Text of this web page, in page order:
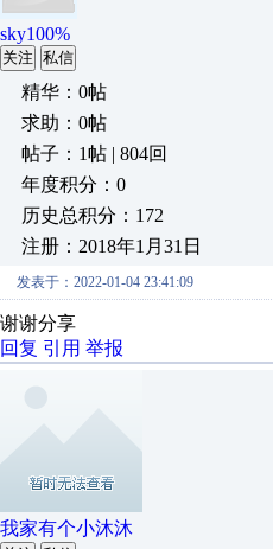
sky100%
关注 私信
精华：0帖
求助：0帖
帖子：1帖 | 804回
年度积分：0
历史总积分：172
注册：2018年1月31日
发表于：2022-01-04 23:41:09
谢谢分享
回复 引用 举报
我家有个小沐沐